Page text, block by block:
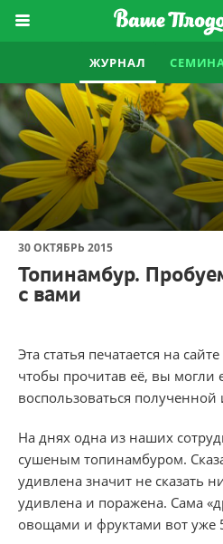
ЖУРНАЛ
30 ОКТЯБРЬ 2015
Топинамбур.
с вами
Эта статья печатается на
чтобы прочитав её, вы могли
воспользоваться
На днях одна из наших
сушеным топинамбуром.
удивлена значит не сказать
удивлена и поражена. Сама
овощами и фруктами вот уже